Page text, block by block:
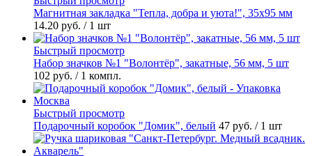
Магнитная закладка "Тепла, добра и уюта!", 35х95 мм
14.20 руб. / 1 шт
Быстрый просмотр
Набор значков №1 "Волонтёр", закатные, 56 мм, 5 шт
102 руб. / 1 компл.
Быстрый просмотр
Подарочный коробок "Домик", белый 47 руб. / 1 шт